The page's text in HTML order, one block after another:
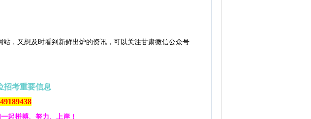
站，又想及时看到新鲜出炉的资讯，可以关注甘肃微信公众号
招考重要信息
起拼搏、努力、上岸！